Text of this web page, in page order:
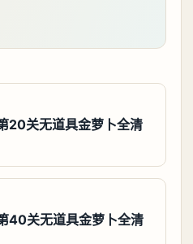
20关无道具金萝卜全清
40关无道具金萝卜全清